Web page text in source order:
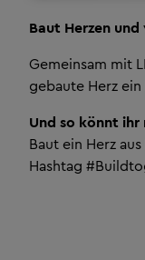
Baut Herzen
Gemeinsam mit
gebaute Herz
Und so könnt
Baut ein Herz
Hashtag